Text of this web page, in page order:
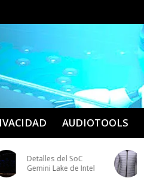
AUDIOTOOLS
Detalles del SoC
Gemini Lake de Intel